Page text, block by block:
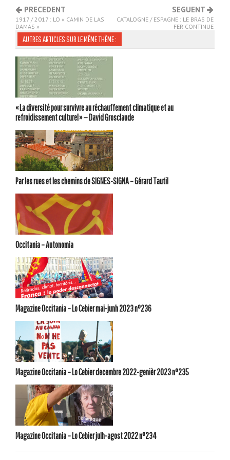
PRECEDENT
1917 / 2017 : LO « CAMIN DE LAS
DAMAS »
SEGUENT
CATALOGNE / ESPAGNE : LE BRAS DE
FER CONTINUE
AUTRES ARTICLES SUR LE MÊME THÈME :
« La diversité pour survivre au réchauffement climatique et au
refroidissement culturel » — David Grosclaude
Par les rues et les chemins de SIGNES-SIGNA – Gérard Tautil
Occitania – Autonomia
Magazine Occitania – Lo Cebier mai-junh 2023 n°236
Magazine Occitania – Lo Cebier decembre 2022-genièr 2023 n°235
Magazine Occitania – Lo Cebier julh-agost 2022 n°234